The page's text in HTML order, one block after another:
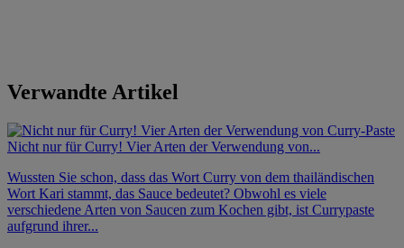
Verwandte Artikel
Nicht nur für Curry! Vier Arten der Verwendung von...
Wussten Sie schon, dass das Wort Curry von dem thailändischen
Wort Kari stammt, das Sauce bedeutet? Obwohl es viele
verschiedene Arten von Saucen zum Kochen gibt, ist Currypaste
aufgrund ihrer...